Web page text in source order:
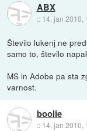
ABX
:: 14. jan 2010,
Število lukenj ne
samo to, število
MS in Adobe pa sta
varnost.
boolie
:: 14. jan 2010,